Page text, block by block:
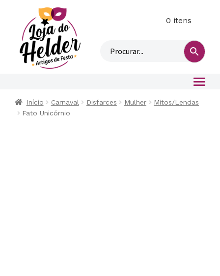
n
0 itens
Início Carnaval Disfarces Mulher
Mitos/Lendas
Fato Unicórnio